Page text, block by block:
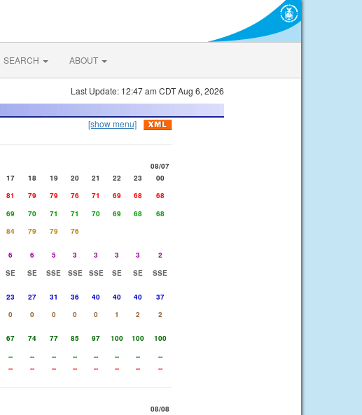
SEARCH ABOUT
Last Update: 12:47 am CDT Aug 6, 2026
[show menu]
08/07
17 18 19 20 21 22 23
00
81 79 79 76 71 69 68
68
69 70 71 71 70 69 68
68
84 79 79
76
6 6 5 3 3 3 3
2
SE SE SSE SSE SSE SE SE
SSE
23 27 31 36 40 40 40
37
0 0 0 0 0 1 2
2
67 74 77 85 97 100 100
100
-- -- -- -- -- -- --
--
-- -- -- -- -- -- -- --
08/08